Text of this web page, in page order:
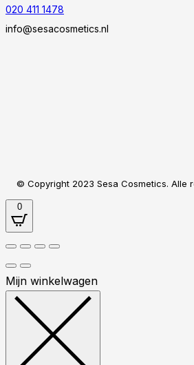
020 411 1478
info@sesacosmetics.nl
© Copyright 2023 Sesa Cosmetics. Alle
0
Mijn winkelwagen